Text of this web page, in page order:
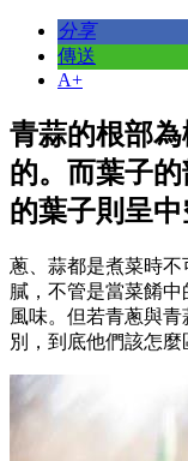
分享
傳送
A+
青蒜的根部
的。而葉子
的葉子則呈中
蔥、蒜都是煮菜時
膩，不管是當菜餚
風味。但若青蔥與
別，到底他們該怎